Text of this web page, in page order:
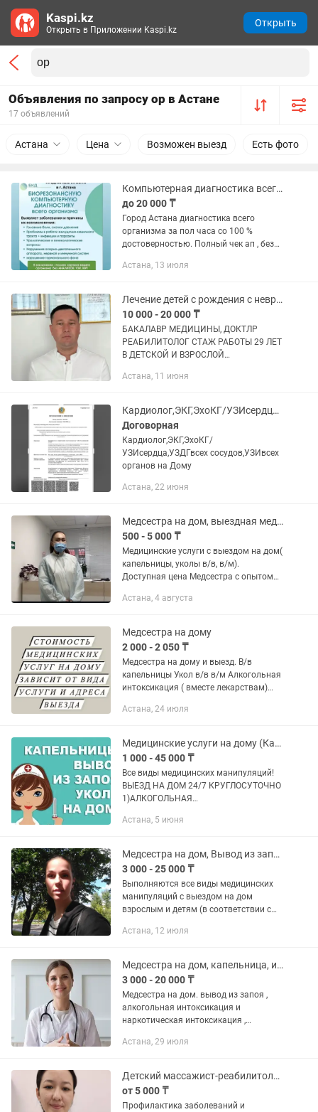
Объявления по запросу ор в Астане
17 объявлений
Астана Цена Возможен выезд Есть фото
Компьютерная диагностика всего организма по Акции
до 20 000 ₸
Город Астана диагностика всего
организма за пол часа со 100 %
достоверностью. Полный чек ап , без
Биорезонансное тестирование на
Астана, 13 июля
Лечение детей с рождения с неврологической, ортопедической патологией.
10 000 - 20 000 ₸
БАКАЛАВР МЕДИЦИНЫ, ДОКТЛР
РЕАБИЛИТОЛОГ СТАЖ РАБОТЫ 29 ЛЕТ
В ДЕТСКОЙ И ВЗРОСЛОЙ
детей с рождения с неврологической,
с поражением...
Астана, 11 июня
Кардиолог,ЭКГ,ЭхоКГ/УЗИсердца,УЗДГвсех сосудов,УЗИвсех органов на Дому
Договорная
Кардиолог,ЭКГ,ЭхоКГ/
УЗИсердца,УЗДГвсех сосудов,УЗИвсех
органов на Дому
Астана, 22 июня
Медсестра на дом, выездная медсестра
500 - 5 000 ₸
Медицинские услуги с выездом на дом(
капельницы, уколы в/в, в/м).
Доступная цена Медсестра с опытом
Работаю со сложными венами. -...
Астана, 4 августа
Медсестра на дому
2 000 - 2 050 ₸
Медсестра на дому и выезд. В/в
капельницы Укол в/в в/м Алкогольная
интоксикация ( вместе лекарствам)
внутримышечно взрослым и детям, в
Астана, 24 июля
Медицинские услуги на дому (Качественно,стерильно и безопасно)
1 000 - 45 000 ₸
Все виды медицинских манипуляций!
ВЫЕЗД НА ДОМ 24/7 КРУГЛОСУТОЧНО
1)АЛКОГОЛЬНАЯ
синдром) 2)Капельница(система)
клизма 5)Перевязка ран...
Астана, 5 июня
Медсестра на дом, Вывод из запоя, капельница на дом, интоксикация
3 000 - 25 000 ₸
Выполняются все виды медицинских
манипуляций с выездом на дом
взрослым и детям (в соответствии с
подкожные и внутривенные инъекции,
Астана, 12 июля
Медсестра на дом, капельница, интоксикация, вывод из запоя
3 000 - 20 000 ₸
Медсестра на дом. вывод из запоя ,
алкогольная интоксикация и
наркотическая интоксикация ,
города, капельницы , уколы , перевязки,
Астана, 29 июля
Детский массажист-реабилитолог! Все виды физиолечения
от 5 000 ₸
Профилактика заболеваний и
Kaspi.kz
Открыть в Приложении Kaspi.kz
Открыть